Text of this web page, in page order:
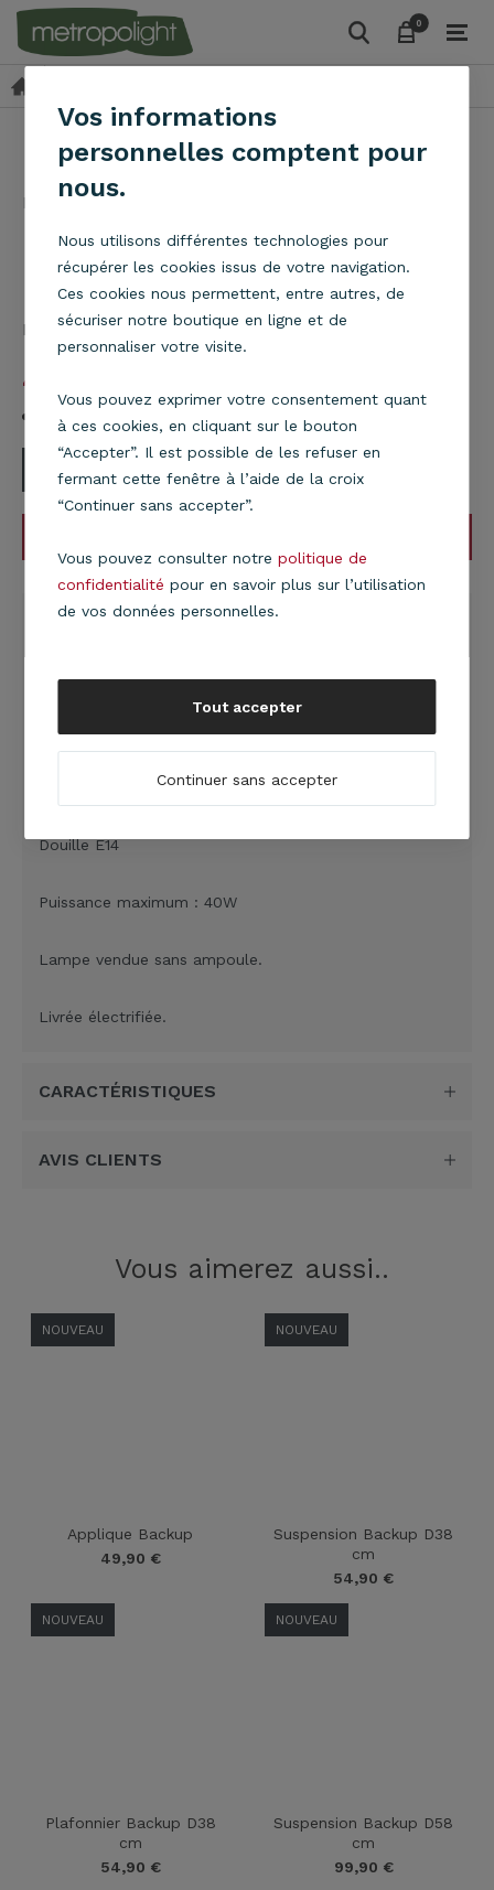
00
Lampe Backup
Metropolight
Lampe BackupEn savoir plus
49,90
En stock
add
DESCRIPTION
cylindre extérieur est en PVC avec une bande PVC
aspect bois brun texturé et le cylindre intérieur en PVC
noir perforé et
Abat-jour fabriqué à EPINAL (Vosges)
Douille E14
Puissance maximum : 40W
Lampe vendue sans ampoule.
Livrée électrifiée.
CARACTÉRISTIQUES
AVIS CLIENTS
Vous aimerez aussi..
Applique Backup
49,90 €
NOUVEAU
Suspension Backup D38
cm
54,90 €
NOUVEAU
Plafonnier Backup D38
cm
54,90 €
NOUVEAU
Suspension Backup D58
cm
99,90 €
NOUVEAU
Vos informations
personnelles comptent pour
nous.
Nous utilisons différentes technologies pour
récupérer les cookies issus de votre navigation.
Ces cookies nous permettent, entre autres, de
sécuriser notre boutique en ligne et de
personnaliser votre visite.
Vous pouvez exprimer votre consentement quant
à ces cookies, en cliquant sur le bouton
“Accepter”. Il est possible de les refuser en
fermant cette fenêtre à l’aide de la croix
“Continuer sans accepter”.
Vous pouvez consulter notrepolitique de
confidentialité pour en savoir plus sur l’utilisation
de vos données personnelles.
Continuer sans accepter
Tout accepter